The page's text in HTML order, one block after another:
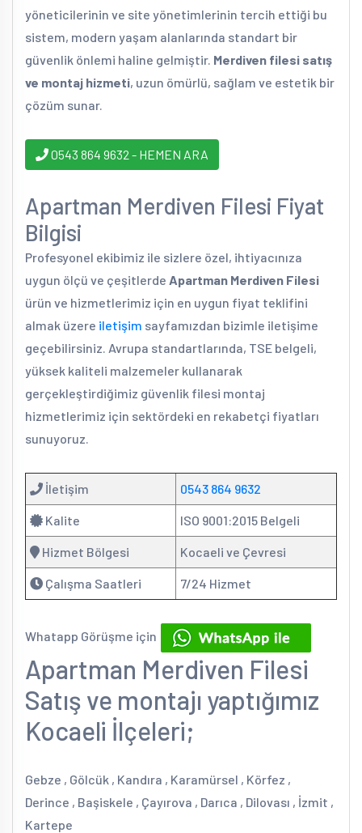
yöneticilerinin ve site yönetimlerinin tercih ettiği bu
sistem, modern yaşam alanlarında standart bir
güvenlik önlemi haline gelmiştir. Merdiven filesi satış
ve montaj hizmeti, uzun ömürlü, sağlam ve estetik bir
çözüm sunar.
0543 864 9632 - HEMEN ARA
Apartman Merdiven Filesi Fiyat
Bilgisi
Profesyonel ekibimiz ile sizlere özel, ihtiyacınıza
uygun ölçü ve çeşitlerde Apartman Merdiven Filesi
ürün ve hizmetlerimiz için en uygun fiyat teklifini
almak üzere iletişim sayfamızdan bizimle iletişime
geçebilirsiniz. Avrupa standartlarında, TSE belgeli,
yüksek kaliteli malzemeler kullanarak
gerçekleştirdiğimiz güvenlik filesi montaj
hizmetlerimiz için sektördeki en rekabetçi fiyatları
sunuyoruz.
İletişim 0543 864 9632
Kalite ISO 9001:2015 Belgeli
Hizmet Bölgesi Kocaeli ve Çevresi
Çalışma Saatleri 7/24 Hizmet
Whatapp Görüşme için
Apartman Merdiven Filesi
Satış ve montajı yaptığımız
Kocaeli İlçeleri;
Gebze , Gölcük , Kandıra , Karamürsel , Körfez ,
Derince , Başiskele , Çayırova , Darıca , Dilovası , İzmit ,
Kartepe